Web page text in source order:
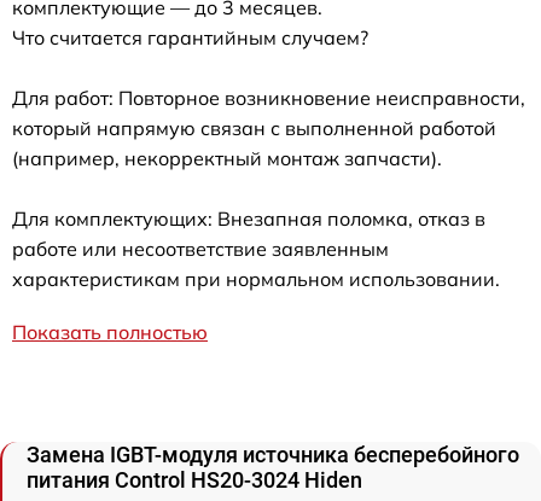
комплектующие — до 3 месяцев.
Что считается гарантийным случаем?
Для работ: Повторное возникновение неисправности,
который напрямую связан с выполненной работой
(например, некорректный монтаж запчасти).
Для комплектующих: Внезапная поломка, отказ в
работе или несоответствие заявленным
характеристикам при нормальном использовании.
Показать полностью
Замена IGBT-модуля источника бесперебойного
питания Control HS20-3024 Hiden